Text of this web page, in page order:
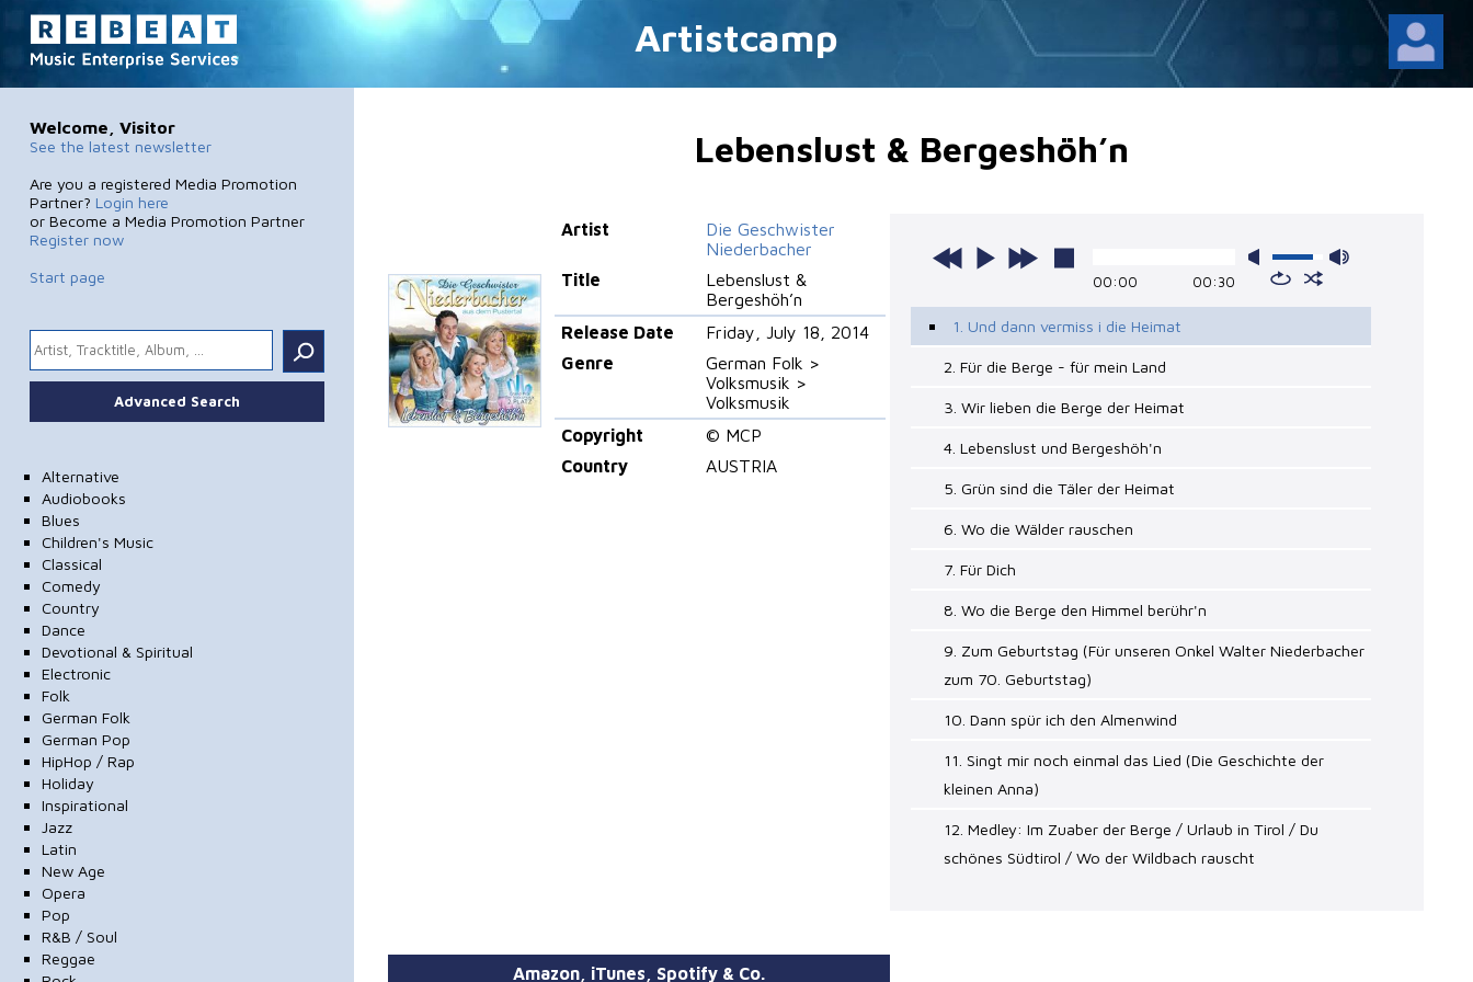
Artistcamp
Welcome, Visitor
See the latest newsletter
Are you a registered Media Promotion
Partner? Login here
or Become a Media Promotion Partner
Register now
Start page
.
Advanced Search
Alternative
Audiobooks
Blues
Children's Music
Classical
Comedy
Country
Dance
Devotional & Spiritual
Electronic
Folk
German Folk
German Pop
HipHop / Rap
Holiday
Inspirational
Jazz
Latin
New Age
Opera
Pop
R&B / Soul
Reggae
Lebenslust & Bergeshöh’n
Artist
Die Geschwister
Niederbacher
Title
Lebenslust &
Bergeshöh’n
Release Date
Friday, July 18, 2014
Genre
German Folk >
Volksmusik >
Volksmusik
Copyright
© MCP
Country
AUSTRIA
00:00 00:30
1. Und dann vermiss i die Heimat
2. Für die Berge - für mein Land
3. Wir lieben die Berge der Heimat
4. Lebenslust und Bergeshöh'n
5. Grün sind die Täler der Heimat
6. Wo die Wälder rauschen
7. Für Dich
8. Wo die Berge den Himmel berühr'n
9. Zum Geburtstag (Für unseren Onkel Walter Niederbacher
zum 70. Geburtstag)
10. Dann spür ich den Almenwind
11. Singt mir noch einmal das Lied (Die Geschichte der
kleinen Anna)
12. Medley: Im Zuaber der Berge / Urlaub in Tirol / Du
schönes Südtirol / Wo der Wildbach rauscht
Amazon, iTunes, Spotify & Co.